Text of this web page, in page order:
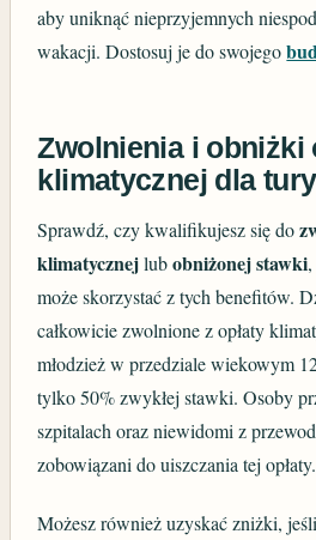
aby uniknąć nieprzyjemnych
wakacji. Dostosuj je do swojego
Zwolnienia i obniżki
klimatycznej dla
Sprawdź, czy kwalifikujesz się do
klimatycznejlubobniżonej stawki
może skorzystać z tych benefitów.
całkowicie zwolnione z opłaty
młodzież w przedziale wiekowym
tylko 50% zwykłej stawki. Osoby
szpitalach oraz niewidomi z
zobowiązani do uiszczania tej opłaty.
Możesz również uzyskać zniżki,